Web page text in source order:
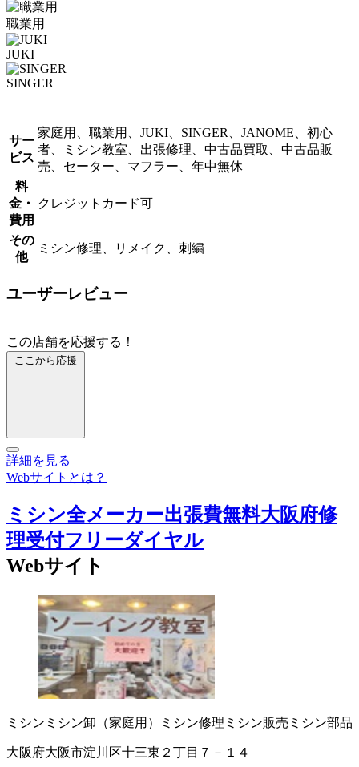
職業用
JUKI
SINGER
サー
ビス
家庭用、職業用、JUKI、SINGER、JANOME、初心
者、ミシン教室、出張修理、中古品買取、中古品販
売、セーター、マフラー、年中無休
料
金・
費用
クレジットカード可
その
他
ミシン修理、リメイク、刺繍
ユーザーレビュー
この店舗を応援する！
ここから応援
詳細を見る
Webサイトとは？
ミシン全メーカー出張費無料大阪府修
理受付フリーダイヤル
Webサイト
ミシン ミシン卸（家庭用） ミシン修理 ミシン販売 ミシン部品
大阪府大阪市淀川区十三東２丁目７－１４